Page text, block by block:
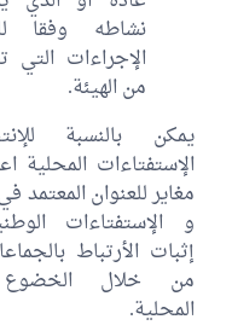
نشاطه وفقا
الإجراءات التي
من الهيئة.
يمكن بالنسبة
الإستفتاءات المحلية
مغاير للعنوان المعتمد
و الإستفتاءات
إثبات الأرتباط
من خلال الخضوع
المحلية.